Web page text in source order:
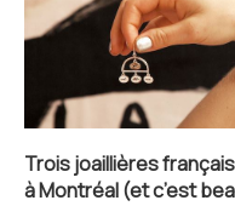
Trois joaillières
à Montréal (et c’est